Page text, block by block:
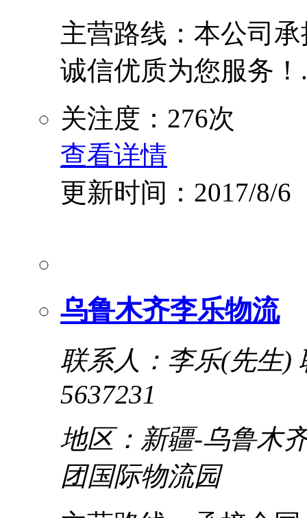
主营路线：本公司
诚信优质为您服务！
关注度：276次
查看详情
更新时间：2017/8/6
乌鲁木齐李乐物流
联系人：李乐(先生)
5637231
地区：新疆-乌鲁木
团国际物流园